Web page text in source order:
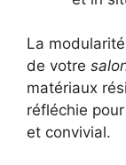
La
de votre
matériaux
réfléchie
et convivial.